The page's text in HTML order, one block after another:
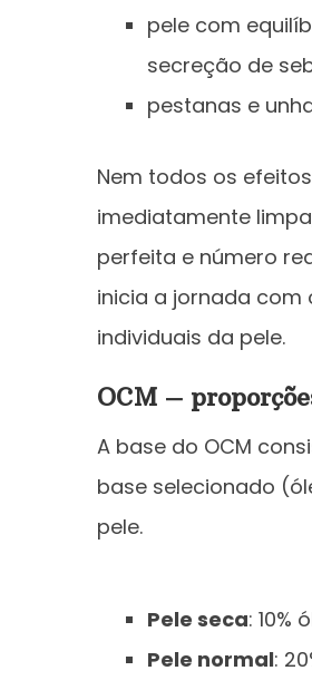
pele com
secreção de
pestanas e
Nem todos os
imediatamente
perfeita e número
inicia a jornada com
individuais da pele.
OCM –
A base do OCM
base selecionado
pele.
Pele seca: 10%
Pele normal: